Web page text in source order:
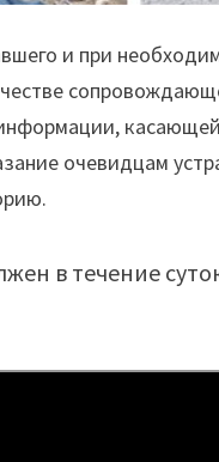
и при
очевидцам
в течение